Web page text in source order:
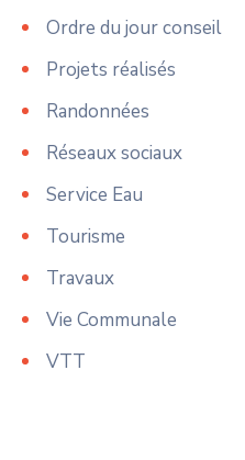
Ordre du jour conseil
Projets réalisés
Randonnées
Réseaux sociaux
Service Eau
Tourisme
Travaux
Vie Communale
VTT